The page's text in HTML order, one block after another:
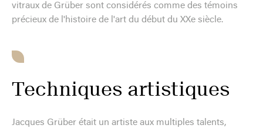
vitraux de Grüber sont considérés comme des témoins
précieux de l'histoire de l'art du début du XXe siècle.
Techniques artistiques
Jacques Grüber était un artiste aux multiples talents,